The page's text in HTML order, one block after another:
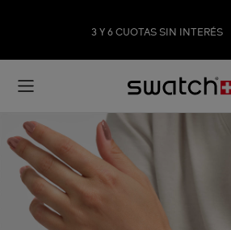
3 Y 6 CUOTAS SIN INTERÉS